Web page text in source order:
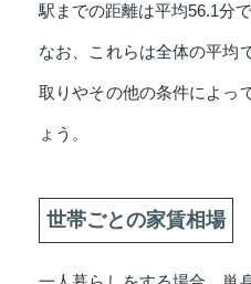
駅までの距離は平均56.1分で
なお、これらは全体の平均
取りやその他の条件によっ
ょう。
世帯ごとの家賃相場